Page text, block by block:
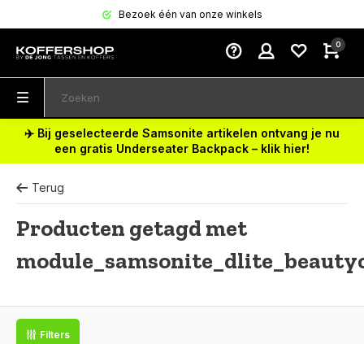
Bezoek één van onze winkels
0
✈️ Bij geselecteerde Samsonite artikelen ontvang je nu
een gratis Underseater Backpack – klik hier!
Terug
Producten getagd met
Filters